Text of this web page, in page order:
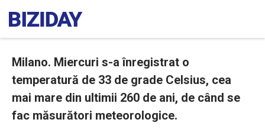
Milano. Miercuri s-a înregistrat o
temperatură de 33 de grade Celsius, cea
mai mare din ultimii 260 de ani, de când se
fac măsurători meteorologice.